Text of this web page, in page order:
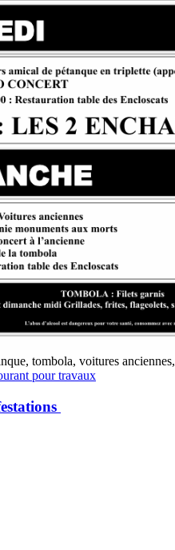
tombola, voitures anciennes,
pour travaux